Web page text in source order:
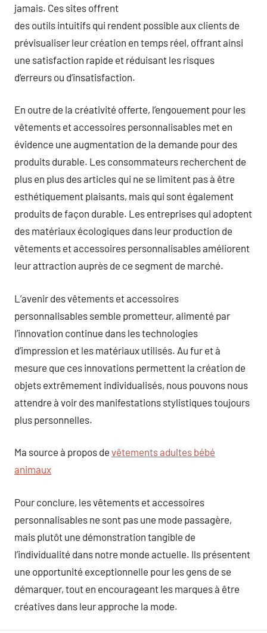
jamais. Ces sites offrent
des outils intuitifs qui rendent possible aux clients de
prévisualiser leur création en temps réel, offrant ainsi
une satisfaction rapide et réduisant les risques
d’erreurs ou d’insatisfaction.
En outre de la créativité offerte, l’engouement pour les
vêtements et accessoires personnalisables met en
évidence une augmentation de la demande pour des
produits durable. Les consommateurs recherchent de
plus en plus des articles qui ne se limitent pas à être
esthétiquement plaisants, mais qui sont également
produits de façon durable. Les entreprises qui adoptent
des matériaux écologiques dans leur production de
vêtements et accessoires personnalisables améliorent
leur attraction auprès de ce segment de marché.
L’avenir des vêtements et accessoires
personnalisables semble prometteur, alimenté par
l’innovation continue dans les technologies
d’impression et les matériaux utilisés. Au fur et à
mesure que ces innovations permettent la création de
objets extrêmement individualisés, nous pouvons nous
attendre à voir des manifestations stylistiques toujours
plus personnelles.
Ma source à propos de vêtements adultes bébé
animaux
Pour conclure, les vêtements et accessoires
personnalisables ne sont pas une mode passagère,
mais plutôt une démonstration tangible de
l’individualité dans notre monde actuelle. Ils présentent
une opportunité exceptionnelle pour les gens de se
démarquer, tout en encourageant les marques à être
créatives dans leur approche la mode.